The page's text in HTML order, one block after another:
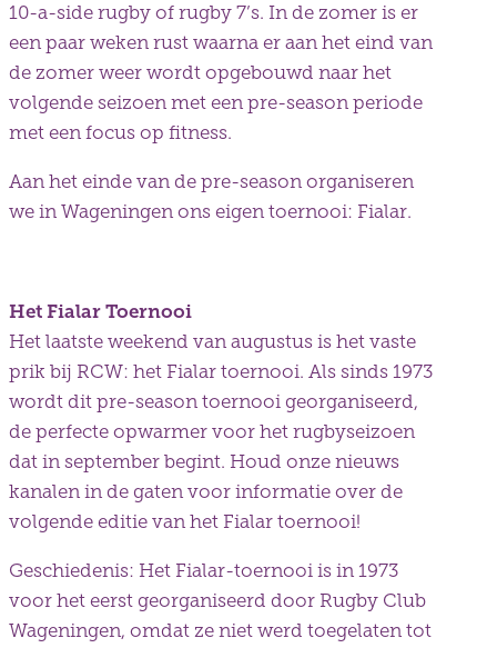
10-a-side rugby of rugby 7’s. In de zomer is er
een paar weken rust waarna er aan het eind van
de zomer weer wordt opgebouwd naar het
volgende seizoen met een pre-season periode
met een focus op fitness.
Aan het einde van de pre-season organiseren
we in Wageningen ons eigen toernooi: Fialar.
Het Fialar Toernooi
Het laatste weekend van augustus is het vaste
prik bij RCW: het Fialar toernooi. Als sinds 1973
wordt dit pre-season toernooi georganiseerd,
de perfecte opwarmer voor het rugbyseizoen
dat in september begint. Houd onze nieuws
kanalen in de gaten voor informatie over de
volgende editie van het Fialar toernooi!
Geschiedenis: Het Fialar-toernooi is in 1973
voor het eerst georganiseerd door Rugby Club
Wageningen, omdat ze niet werd toegelaten tot